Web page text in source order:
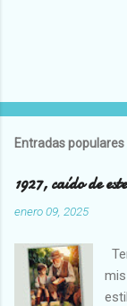
Entradas
1927, caído de
enero 09, 2025